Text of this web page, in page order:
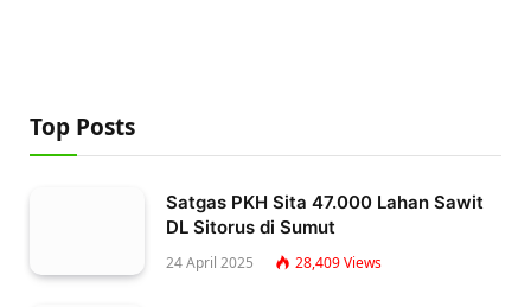
Top Posts
Satgas PKH Sita 47.000 Lahan Sawit
DL Sitorus di Sumut
24 April 2025 28,409Views